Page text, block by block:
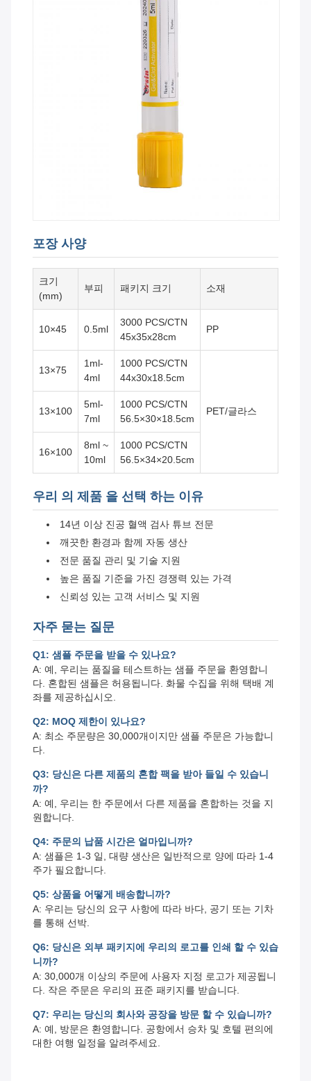
포장 사양
크기
(mm)
부피 패키지 크기 소재
10×45 0.5ml
3000 PCS/CTN
45x35x28cm
PP
13×75
1ml-
4ml
1000 PCS/CTN
44x30x18.5cm
PET/글라스
13×100
5ml-
7ml
1000 PCS/CTN
56.5×30×18.5cm
16×100
8ml ~
10ml
1000 PCS/CTN
56.5×34×20.5cm
우리 의 제품 을 선택 하는 이유
14년 이상 진공 혈액 검사 튜브 전문
깨끗한 환경과 함께 자동 생산
전문 품질 관리 및 기술 지원
높은 품질 기준을 가진 경쟁력 있는 가격
신뢰성 있는 고객 서비스 및 지원
자주 묻는 질문
Q1: 샘플 주문을 받을 수 있나요?
A: 예, 우리는 품질을 테스트하는 샘플 주문을 환영합니
다. 혼합된 샘플은 허용됩니다. 화물 수집을 위해 택배 계
좌를 제공하십시오.
Q2: MOQ 제한이 있나요?
A: 최소 주문량은 30,000개이지만 샘플 주문은 가능합니
다.
Q3: 당신은 다른 제품의 혼합 팩을 받아 들일 수 있습니
까?
A: 예, 우리는 한 주문에서 다른 제품을 혼합하는 것을 지
원합니다.
Q4: 주문의 납품 시간은 얼마입니까?
A: 샘플은 1-3 일, 대량 생산은 일반적으로 양에 따라 1-4
주가 필요합니다.
Q5: 상품을 어떻게 배송합니까?
A: 우리는 당신의 요구 사항에 따라 바다, 공기 또는 기차
를 통해 선박.
Q6: 당신은 외부 패키지에 우리의 로고를 인쇄 할 수 있습
니까?
A: 30,000개 이상의 주문에 사용자 지정 로고가 제공됩니
다. 작은 주문은 우리의 표준 패키지를 받습니다.
Q7: 우리는 당신의 회사와 공장을 방문 할 수 있습니까?
A: 예, 방문은 환영합니다. 공항에서 승차 및 호텔 편의에
대한 여행 일정을 알려주세요.